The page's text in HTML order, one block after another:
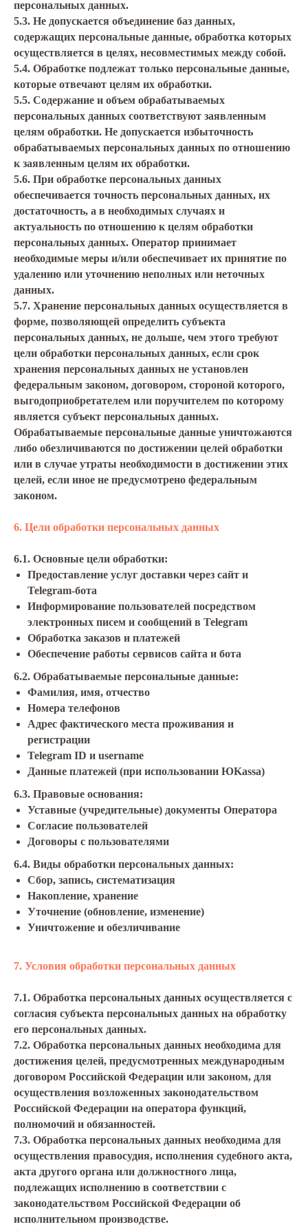
персональных данных.
5.3. Не допускается объединение баз данных,
содержащих персональные данные, обработка которых
осуществляется в целях, несовместимых между собой.
5.4. Обработке подлежат только персональные данные,
которые отвечают целям их обработки.
5.5. Содержание и объем обрабатываемых
персональных данных соответствуют заявленным
целям обработки. Не допускается избыточность
обрабатываемых персональных данных по отношению
к заявленным целям их обработки.
5.6. При обработке персональных данных
обеспечивается точность персональных данных, их
достаточность, а в необходимых случаях и
актуальность по отношению к целям обработки
персональных данных. Оператор принимает
необходимые меры и/или обеспечивает их принятие по
удалению или уточнению неполных или неточных
данных.
5.7. Хранение персональных данных осуществляется в
форме, позволяющей определить субъекта
персональных данных, не дольше, чем этого требуют
цели обработки персональных данных, если срок
хранения персональных данных не установлен
федеральным законом, договором, стороной которого,
выгодоприобретателем или поручителем по которому
является субъект персональных данных.
Обрабатываемые персональные данные уничтожаются
либо обезличиваются по достижении целей обработки
или в случае утраты необходимости в достижении этих
целей, если иное не предусмотрено федеральным
законом.
6. Цели обработки персональных данных
6.1. Основные цели обработки:
Предоставление услуг доставки через сайт и
Telegram-бота
Информирование пользователей посредством
электронных писем и сообщений в Telegram
Обработка заказов и платежей
Обеспечение работы сервисов сайта и бота
6.2. Обрабатываемые персональные данные:
Фамилия, имя, отчество
Номера телефонов
Адрес фактического места проживания и
регистрации
Telegram ID и username
Данные платежей (при использовании ЮKassa)
6.3. Правовые основания:
Уставные (учредительные) документы Оператора
Согласие пользователей
Договоры с пользователями
6.4. Виды обработки персональных данных:
Сбор, запись, систематизация
Накопление, хранение
Уточнение (обновление, изменение)
Уничтожение и обезличивание
7. Условия обработки персональных данных
7.1. Обработка персональных данных осуществляется с
согласия субъекта персональных данных на обработку
его персональных данных.
7.2. Обработка персональных данных необходима для
достижения целей, предусмотренных международным
договором Российской Федерации или законом, для
осуществления возложенных законодательством
Российской Федерации на оператора функций,
полномочий и обязанностей.
7.3. Обработка персональных данных необходима для
осуществления правосудия, исполнения судебного акта,
акта другого органа или должностного лица,
подлежащих исполнению в соответствии с
законодательством Российской Федерации об
исполнительном производстве.